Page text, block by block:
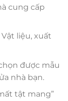
cung cấp
liệu, xuất
được mẫu
nhà bạn.
tật mang”